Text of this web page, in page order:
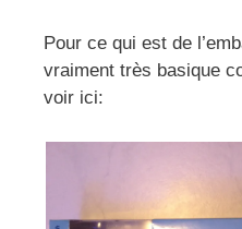
Pour ce qui est de
vraiment très basique
voir ici: